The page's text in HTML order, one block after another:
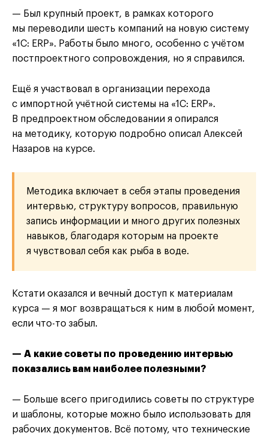
— Был крупный проект, в рамках которого
мы переводили шесть компаний на новую систему
«1С: ERP». Работы было много, особенно с учётом
постпроектного сопровождения, но я справился.
Ещё я участвовал в организации перехода
с импортной учётной системы на «1С: ERP».
В предпроектном обследовании я опирался
на методику, которую подробно описал Алексей
Назаров на курсе.
Методика включает в себя этапы проведения
интервью, структуру вопросов, правильную
запись информации и много других полезных
навыков, благодаря которым на проекте
я чувствовал себя как рыба в воде.
Кстати оказался и вечный доступ к материалам
курса — я мог возвращаться к ним в любой момент,
если что-то забыл.
— А какие советы по проведению интервью
показались вам наиболее полезными?
— Больше всего пригодились советы по структуре
и шаблоны, которые можно было использовать для
рабочих документов. Всё потому, что технические